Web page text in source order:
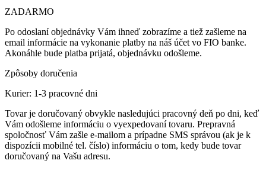
ZADARMO
Po odoslaní objednávky Vám ihneď zobrazíme a tiež zašleme na
email informácie na vykonanie platby na náš účet vo FIO banke.
Akonáhle bude platba prijatá, objednávku odošleme.
Zpôsoby doručenia
Kurier: 1-3 pracovné dni
Tovar je doručovaný obvykle nasledujúci pracovný deň po dni, keď
Vám odošleme informáciu o vyexpedovaní tovaru. Prepravná
spoločnosť Vám zašle e-mailom a prípadne SMS správou (ak je k
dispozícii mobilné tel. číslo) informáciu o tom, kedy bude tovar
doručovaný na Vašu adresu.